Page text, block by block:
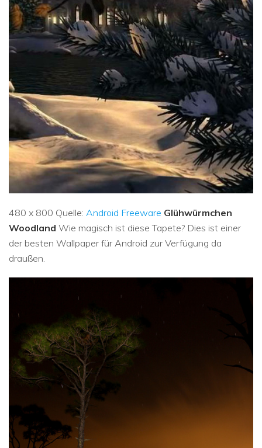
480 x 800 Quelle: Android Freeware Glühwürmchen
Woodland Wie magisch ist diese Tapete? Dies ist einer
der besten Wallpaper für Android zur Verfügung da
draußen.